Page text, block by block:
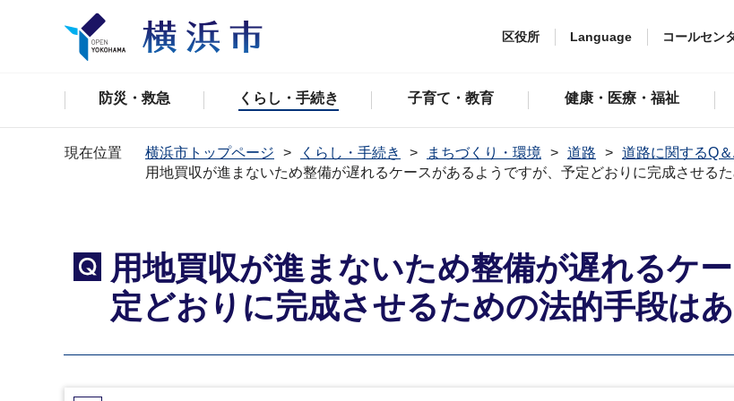
区役所 Language コールセン
防災・救急 くらし・手続き 子育て・教育 健康・医療・福祉
現在位置 横浜市トップページ くらし・手続き まちづくり・環境 道路 道路に関するQ
用地買収が進まないため整備が遅れるケースがあるようですが、予定どおりに完成させる
Q
用地買収が進まないため整備が遅れるケ
定どおりに完成させるための法的手段は